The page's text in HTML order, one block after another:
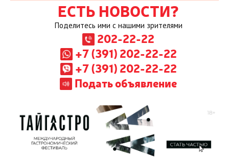
ЕСТЬ НОВОСТИ?
Поделитесь ими с нашими зрителями
202-22-22
+7 (391) 202-22-22
+7 (391) 202-22-22
Подать объявление